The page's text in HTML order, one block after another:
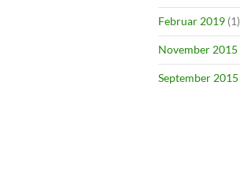
Februar 2019 (1)
November 2015
September 2015